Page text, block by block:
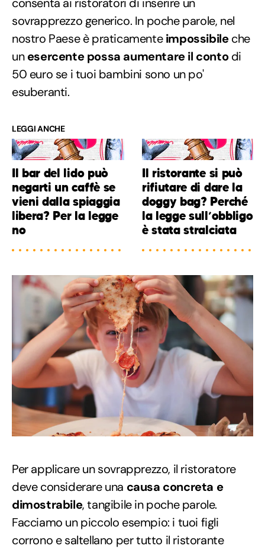
sovrapprezzo generico. In poche parole, nel
nostro Paese è praticamenteimpossibileche
unesercente possa aumentare il contodi
50 euro se i tuoi bambini sono un po'
esuberanti.
LEGGI ANCHE
Il bar del lido può
negarti un caffè se
vieni dalla spiaggia
libera? Per la legge
no
Il ristorante si può
rifiutare di dare la
doggy bag? Perché
la legge sull’obbligo
è stata stralciata
Per applicare un sovrapprezzo, il ristoratore
deve considerare una causa concreta e
dimostrabile, tangibile in poche parole.
Facciamo un piccolo esempio: i tuoi figli
corrono e saltellano per tutto il ristorante